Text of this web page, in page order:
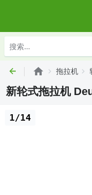
拖拉机
新轮式拖拉机
1/14